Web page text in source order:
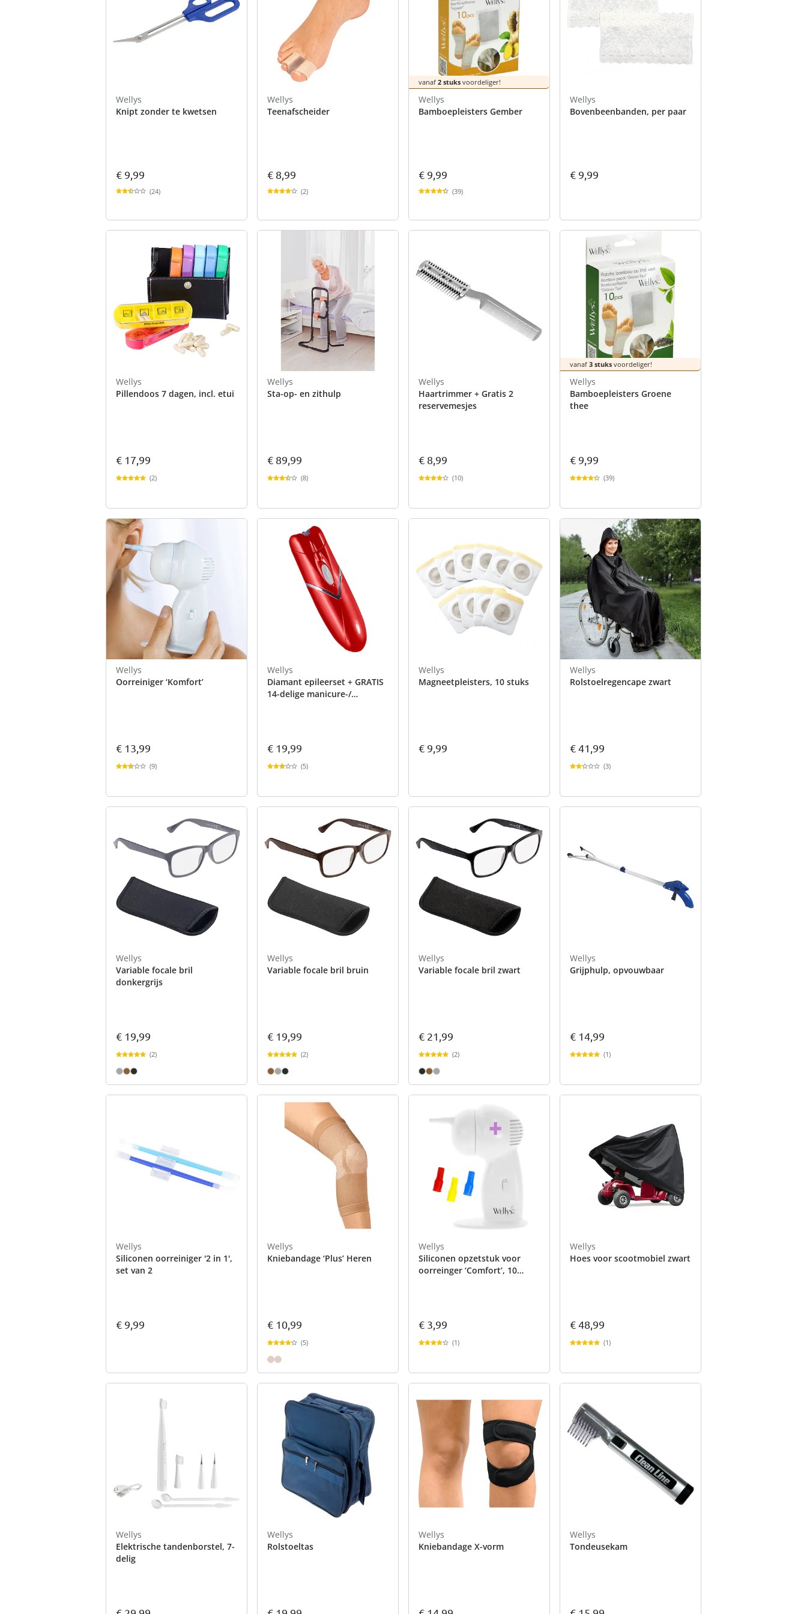
Wellys
Knipt zonder te kwetsen
€ 9,99
(24)
Wellys
Teenafscheider
€ 8,99
(2)
vanaf 2 stuks voordeliger!
Wellys
Bamboepleisters Gember
€ 9,99
(39)
Wellys
Bovenbeenbanden, per paar
€ 9,99
Wellys
Pillendoos 7 dagen, incl. etui
€ 17,99
(2)
Wellys
Sta-op- en zithulp
€ 89,99
(8)
Wellys
Haartrimmer + Gratis 2
reservemesjes
€ 8,99
(10)
vanaf 3 stuks voordeliger!
Wellys
Bamboepleisters Groene
thee
€ 9,99
(39)
Wellys
Oorreiniger ‘Komfort’
€ 13,99
(9)
Wellys
Diamant epileerset + GRATIS
14-delige manicure-/
€ 19,99
(5)
Wellys
Magneetpleisters, 10 stuks
€ 9,99
Wellys
Rolstoelregencape zwart
€ 41,99
(3)
Wellys
Variable focale bril
donkergrijs
€ 19,99
(2)
Wellys
Variable focale bril bruin
€ 19,99
(2)
Wellys
Variable focale bril zwart
€ 21,99
(2)
Wellys
Grijphulp, opvouwbaar
€ 14,99
(1)
Wellys
Siliconen oorreiniger '2 in 1',
set van 2
€ 9,99
Wellys
Kniebandage ‘Plus’ Heren
€ 10,99
(5)
Wellys
Siliconen opzetstuk voor
oorreinger ‘Comfort’, 10
€ 3,99
(1)
Wellys
Hoes voor scootmobiel zwart
€ 48,99
(1)
Wellys
Elektrische tandenborstel, 7-
delig
Wellys
Rolstoeltas
Wellys
Kniebandage X-vorm
Wellys
Tondeusekam